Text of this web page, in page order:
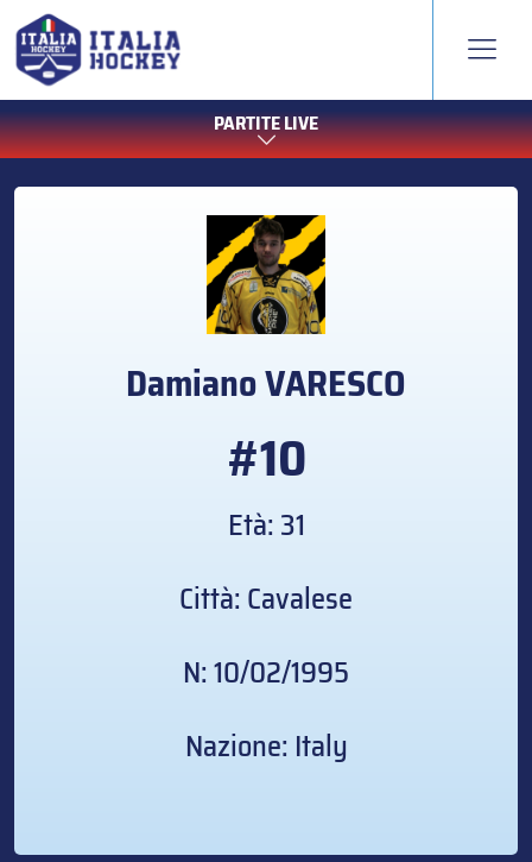
PARTITE LIVE
DamianoVARESCO
#10
Età: 31
Città: Cavalese
N: 10/02/1995
Nazione: Italy